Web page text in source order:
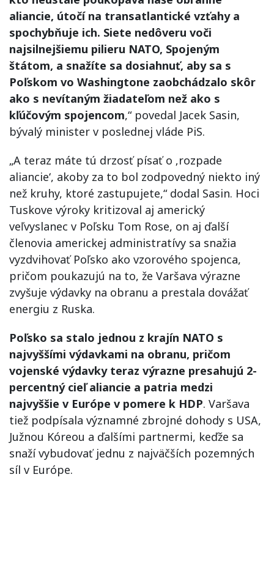
aliancie, útočí na transatlantické vzťahy a
spochybňuje ich. Siete nedôveru voči
najsilnejšiemu pilieru NATO, Spojeným
štátom, a snažíte sa dosiahnuť, aby sa s
Poľskom vo Washingtone zaobchádzalo skôr
ako s nevítaným žiadateľom než ako s
kľúčovým spojencom,“ povedal Jacek Sasin,
bývalý minister v poslednej vláde PiS.
„A teraz máte tú drzosť písať o ‚rozpade
aliancie‘, akoby za to bol zodpovedný niekto iný
než kruhy, ktoré zastupujete,“ dodal Sasin. Hoci
Tuskove výroky kritizoval aj americký
veľvyslanec v Poľsku Tom Rose, on aj ďalší
členovia americkej administratívy sa snažia
vyzdvihovať Poľsko ako vzorového spojenca,
pričom poukazujú na to, že Varšava výrazne
zvyšuje výdavky na obranu a prestala dovážať
energiu z Ruska.
Poľsko sa stalo jednou z krajín NATO s
najvyššími výdavkami na obranu, pričom
vojenské výdavky teraz výrazne presahujú 2-
percentný cieľ aliancie a patria medzi
najvyššie v Európe v pomere k HDP. Varšava
tiež podpísala významné zbrojné dohody s USA,
Južnou Kóreou a ďalšími partnermi, keďže sa
snaží vybudovať jednu z najväčších pozemných
síl v Európe.